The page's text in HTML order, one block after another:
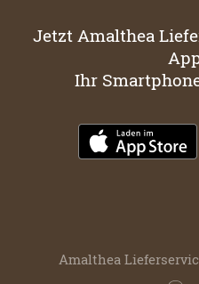
Jetzt Amalthea
Ihr
Amalthea